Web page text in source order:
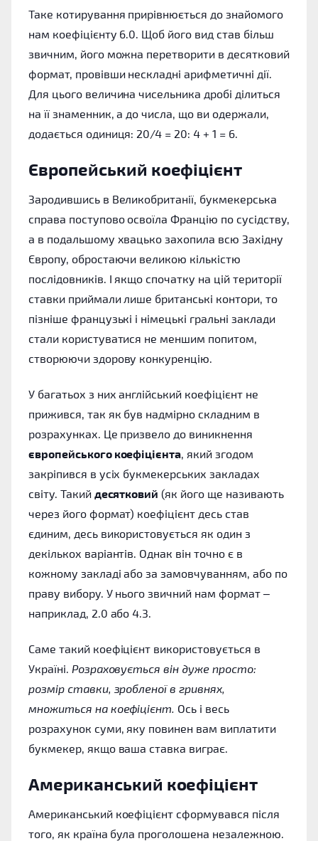
Таке котирування прирівнюється до знайомого
нам коефіцієнту 6.0. Щоб його вид став більш
звичним, його можна перетворити в десятковий
формат, провівши нескладні арифметичні дії.
Для цього величина чисельника дробі ділиться
на її знаменник, а до числа, що ви одержали,
додається одиниця: 20/4 = 20: 4 + 1 = 6.
Європейський коефіцієнт
Зародившись в Великобританії, букмекерська
справа поступово освоїла Францію по сусідству,
а в подальшому хвацько захопила всю Західну
Європу, обростаючи великою кількістю
послідовників. І якщо спочатку на цій території
ставки приймали лише британські контори, то
пізніше французькі і німецькі гральні заклади
стали користуватися не меншим попитом,
створюючи здорову конкуренцію.
У багатьох з них англійський коефіцієнт не
прижився, так як був надмірно складним в
розрахунках. Це призвело до виникнення
європейського коефіцієнта, який згодом
закріпився в усіх букмекерських закладах
світу. Такий десятковий (як його ще називають
через його формат) коефіцієнт десь став
єдиним, десь використовується як один з
декількох варіантів. Однак він точно є в
кожному закладі або за замовчуванням, або по
праву вибору. У нього звичний нам формат –
наприклад, 2.0 або 4.3.
Саме такий коефіцієнт використовується в
Україні. Розраховується він дуже просто:
розмір ставки, зробленої в гривнях,
множиться на коефіцієнт. Ось і весь
розрахунок суми, яку повинен вам виплатити
букмекер, якщо ваша ставка виграє.
Американський коефіцієнт
Американський коефіцієнт сформувався після
того, як країна була проголошена незалежною.